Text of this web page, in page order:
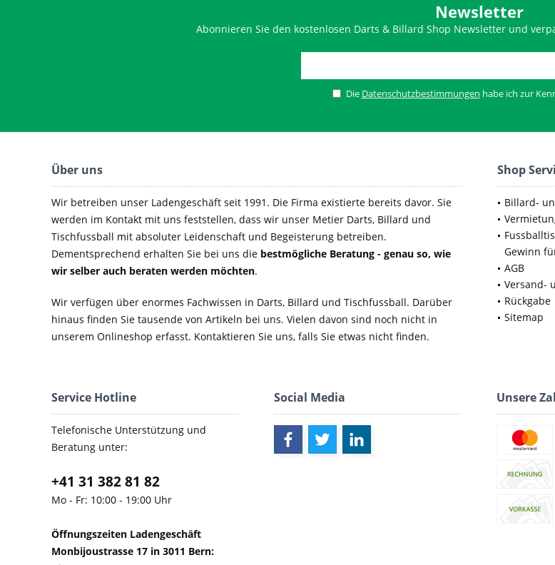
Newsletter
Abonnieren Sie den kostenlosen Darts & Billard Shop Newsletter und
Die Datenschutzbestimmungen habe ich zur
Über uns
Wir betreiben unser Ladengeschäft seit 1991. Die Firma existierte bereits davor. Sie
werden im Kontakt mit uns feststellen, dass wir unser Metier Darts, Billard und
Tischfussball mit absoluter Leidenschaft und Begeisterung betreiben.
Dementsprechend erhalten Sie bei uns die bestmögliche Beratung - genau so, wie
wir selber auch beraten werden möchten.
Wir verfügen über enormes Fachwissen in Darts, Billard und Tischfussball. Darüber
hinaus finden Sie tausende von Artikeln bei uns. Vielen davon sind noch nicht in
unserem Onlineshop erfasst. Kontaktieren Sie uns, falls Sie etwas nicht finden.
Shop
Billard-
Gewinn
AGB
Versand-
Rückgabe
Sitemap
Service Hotline
Telefonische Unterstützung und
Beratung unter:
+41 31 382 81 82
Mo - Fr: 10:00 - 19:00 Uhr
Öffnungszeiten Ladengeschäft
Monbijoustrasse 17 in 3011 Bern:
Social Media Unsere